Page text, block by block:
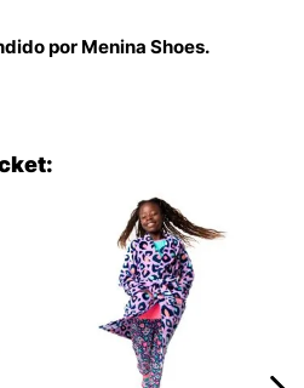
por Menina Shoes.